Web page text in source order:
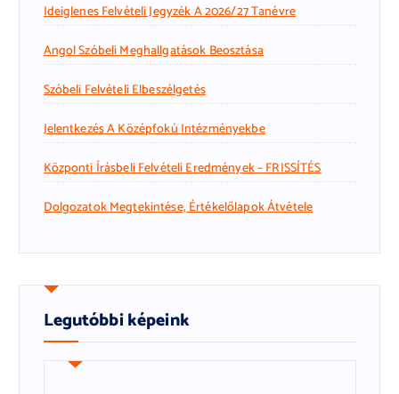
Ideiglenes Felvételi Jegyzék A 2026/27 Tanévre
Angol Szóbeli Meghallgatások Beosztása
Szóbeli Felvételi Elbeszélgetés
Jelentkezés A Középfokú Intézményekbe
Központi Írásbeli Felvételi Eredmények – FRISSÍTÉS
Dolgozatok Megtekintése, Értékelőlapok Átvétele
Legutóbbi képeink